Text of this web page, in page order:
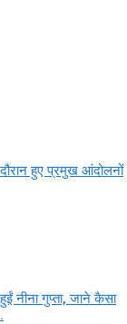
हुए प्रमुख आंदोलनों
गुप्ता, जाने कैसा